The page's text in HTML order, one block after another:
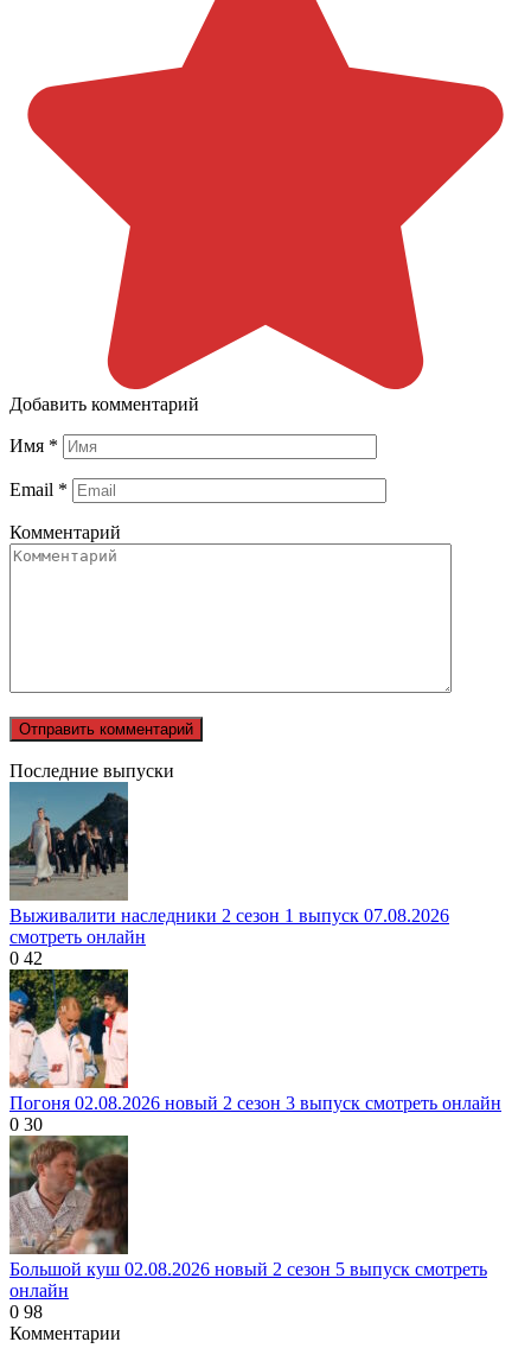
Добавить комментарий
Имя *
Email *
Комментарий
Последние выпуски
Выживалити наследники 2 сезон 1 выпуск 07.08.2026
смотреть онлайн
0 42
Погоня 02.08.2026 новый 2 сезон 3 выпуск смотреть онлайн
0 30
Большой куш 02.08.2026 новый 2 сезон 5 выпуск смотреть
онлайн
0 98
Комментарии